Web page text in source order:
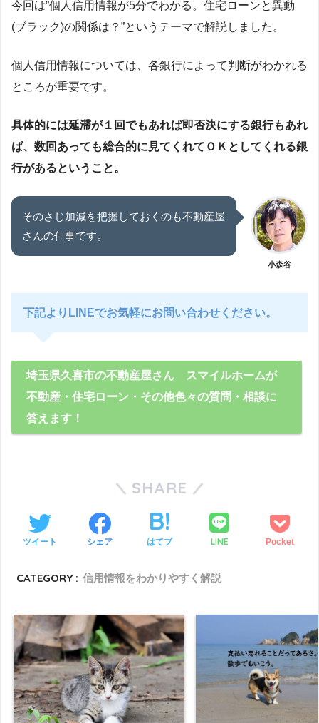
今回は”個人信用情報が5分でわかる。住宅ローンと異動
(ブラック)の関係は？”というテーマで解説しました。
個人信用情報については、各銀行によって判断がわかれる
ところが重要です。
具体的には延滞が１回でもあれば即否決にする銀行もあれ
ば、数回あっても総合的に見てくれてＯＫとしてくれる銀
行があるということ。
そのさじ加減を把握しておくのも不動産屋
さんの仕事です。
小森谷
下記よりLINEでお気軽にお問い合わせください。
埼玉県久喜市の不動産屋さん スマイルホームが
不動産・住宅ローン・その他色々の質問・相談に
答えます！
SHARE
ツイート シェア はてブ LINE Pocket
CATEGORY : 信用情報をわかりやすく解説